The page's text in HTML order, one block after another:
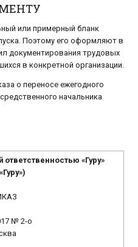
или примерный бланк
Поэтому его оформляют в
документирования трудовых
в конкретной организации.
о переносе ежегодного
начальника
«Гуру»
№ 2-о